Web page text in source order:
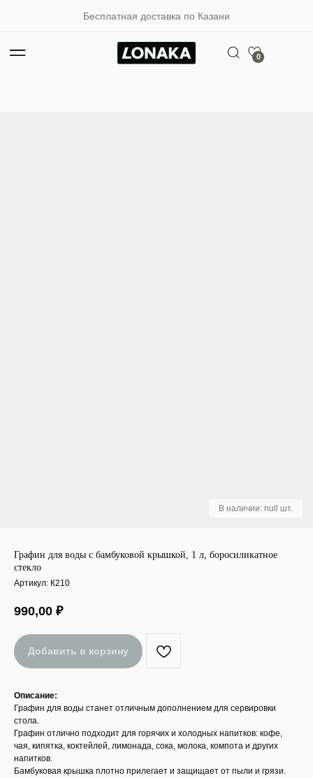
Бесплатная доставка по Казани
Графин для воды с бамбуковой крышкой, 1 л, боросиликатное
стекло
Артикул: К210
990,00 ₽
Добавить в корзину
Описание:
Графин для воды станет отличным дополнением для сервировки
стола.
Графин отлично подходит для горячих и холодных напитков: кофе,
чая, кипятка, коктейлей, лимонада, сока, молока, компота и других
напитков.
Бамбуковая крышка плотно прилегает и защищает от пыли и грязи.